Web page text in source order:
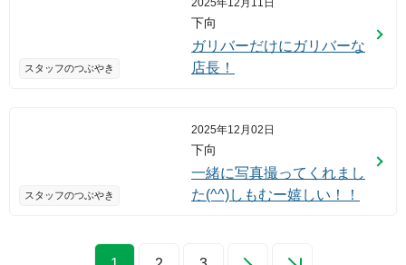
スタッフのつぶやき
2025年12月11日
下向
ガリバーだけにガリバーな
店長！
スタッフのつぶやき
2025年12月02日
下向
一緒に写真撮ってくれまし
た(^^)しもむー嬉しい！！